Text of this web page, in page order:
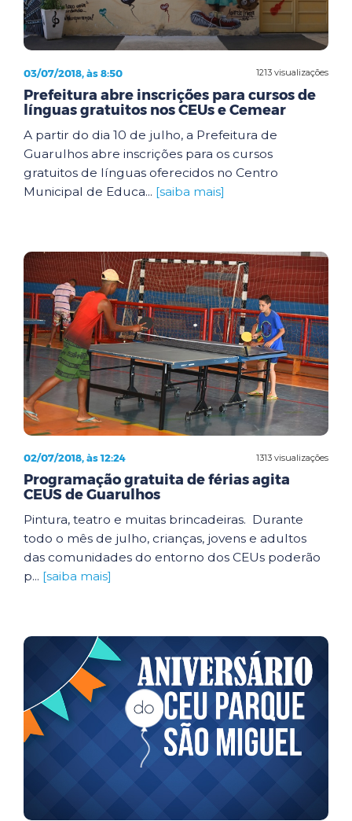
1213 visualizações
03/07/2018, às 8:50
Prefeitura abre inscrições para cursos de
línguas gratuitos nos CEUs e Cemear
A partir do dia 10 de julho, a Prefeitura de
Guarulhos abre inscrições para os cursos
gratuitos de línguas oferecidos no Centro
Municipal de Educa... [saiba mais]
1313 visualizações
02/07/2018, às 12:24
Programação gratuita de férias agita
CEUS de Guarulhos
Pintura, teatro e muitas brincadeiras. Durante
todo o mês de julho, crianças, jovens e adultos
das comunidades do entorno dos CEUs poderão
p... [saiba mais]